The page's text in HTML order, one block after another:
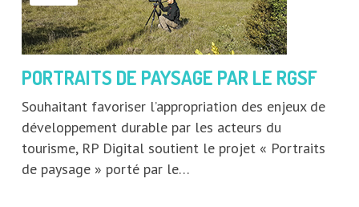
PORTRAITS DE PAYSAGE PAR LE RGSF
Souhaitant favoriser l’appropriation des enjeux de
développement durable par les acteurs du
tourisme, RP Digital soutient le projet « Portraits
de paysage » porté par le…